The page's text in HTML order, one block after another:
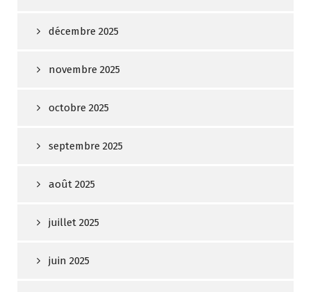
décembre 2025
novembre 2025
octobre 2025
septembre 2025
août 2025
juillet 2025
juin 2025